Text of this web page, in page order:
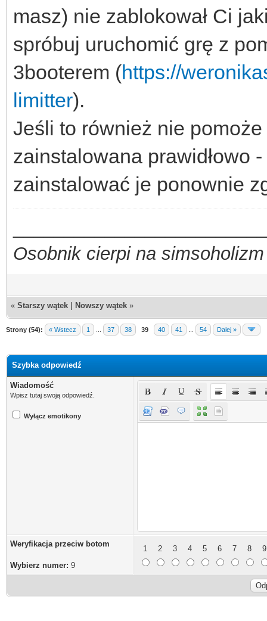
masz) nie zablokował Ci
spróbuj uruchomić grę z
3booterem (https://
limitter).
Jeśli to również nie
zainstalowana prawidłowo
zainstalować je ponownie
Osobnik cierpi na
« Starszy wątek Nowszy wątek »
Strony (54): « Wstecz 1 37 38 39 40 41 54 Dalej »
Szybka odpowiedź
Wiadomość
Wpisz tutaj swoją odpowiedź.
Wyłącz emotikony
Weryfikacja przeciw botom
Wybierz numer: 9
1 2 3 4 5 6 7 8 9